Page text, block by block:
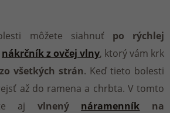
môžete siahnuť po rýchlej
nákrčník z ovčej vlny, ktorý vám krk
všetkých strán. Keď tieto bolesti
až do ramena a chrbta. V tomto
aj vlnený náramenník na